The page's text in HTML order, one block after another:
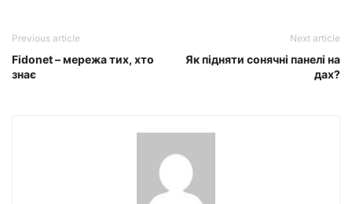
Previous article
Fidonet – мережа тих, хто
знає
Next article
Як підняти сонячні панелі на
дах?